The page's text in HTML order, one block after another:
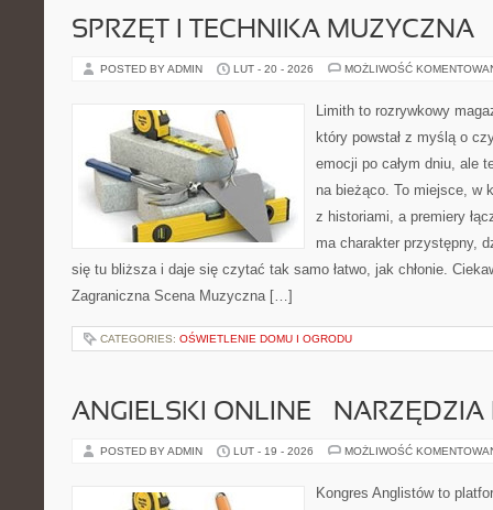
SPRZĘT I TECHNIKA MUZYCZNA
POSTED BY ADMIN LUT - 20 - 2026 MOŻLIWOŚĆ
Limith to rozrywkowy
który powstał z myślą o
emocji po całym dniu, ale
na bieżąco. To miejsce, w
z historiami, a premiery
ma charakter przystępny,
się tu bliższa i daje się czytać tak samo łatwo, jak chłonie.
Zagraniczna Scena Muzyczna […]
CATEGORIES: OŚWIETLENIE DOMU I OGRODU
ANGIELSKI ONLINE – NARZĘDZIA
POSTED BY ADMIN LUT - 19 - 2026 MOŻLIWOŚĆ
Kongres Anglistów to